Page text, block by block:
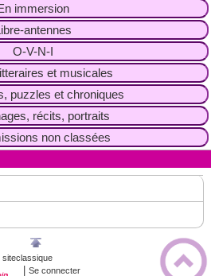
immersion
antennes
O-V-N-I
et musicales
puzzles et chroniques
récits, portraits
non classées
siteclassique
Se connecter